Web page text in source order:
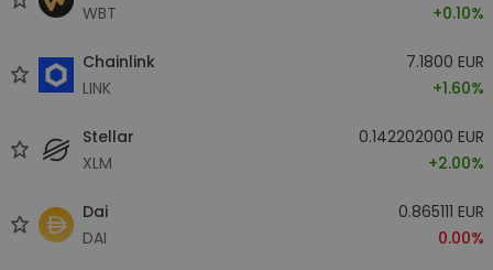
WBT
+0.10%
Chainlink
LINK
7.1800 EUR
+1.60%
Stellar
XLM
0.142202000 EUR
+2.00%
Dai
DAI
0.865111 EUR
0.00%